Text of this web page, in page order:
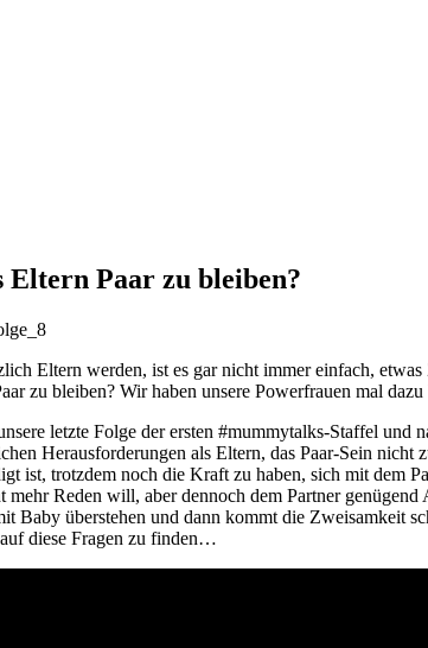
Eltern Paar zu bleiben?
Eltern werden, ist es gar nicht immer einfach,
zu bleiben? Wir haben unsere Powerfrauen mal
letzte Folge der ersten #mummytalks-Staffel und
Herausforderungen als Eltern, das Paar-Sein
ist, trotzdem noch die Kraft zu haben, sich mit dem
mehr Reden will, aber dennoch dem Partner
Baby überstehen und dann kommt die Zweisamkeit
diese Fragen zu finden…